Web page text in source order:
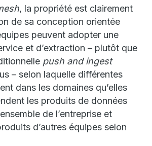
, la propriété est clairement
de sa conception orientée
peuvent adopter une
et d’extraction – plutôt que
push and ingest
– selon laquelle différentes
dans les domaines qu’elles
les produits de données
de l’entreprise et
d’autres équipes selon